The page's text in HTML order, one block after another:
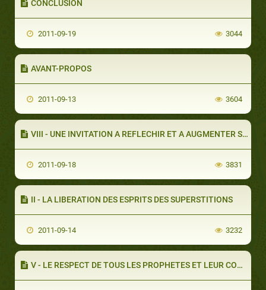
CONCLUSION
2011-09-19 3044
AVANT-PROPOS
2011-09-13 3604
VIII - UNE INVITATION A REFLECHIR ET A AUGMENTER SA CONNAISSANCE
2011-09-18 3831
II - LA LIBERATION DES ESPRITS DES SUPERSTITIONS
2011-09-14 3232
V - LE RESPECT DE TOUS LES PROPHETES ET LEUR CONSIDERATION